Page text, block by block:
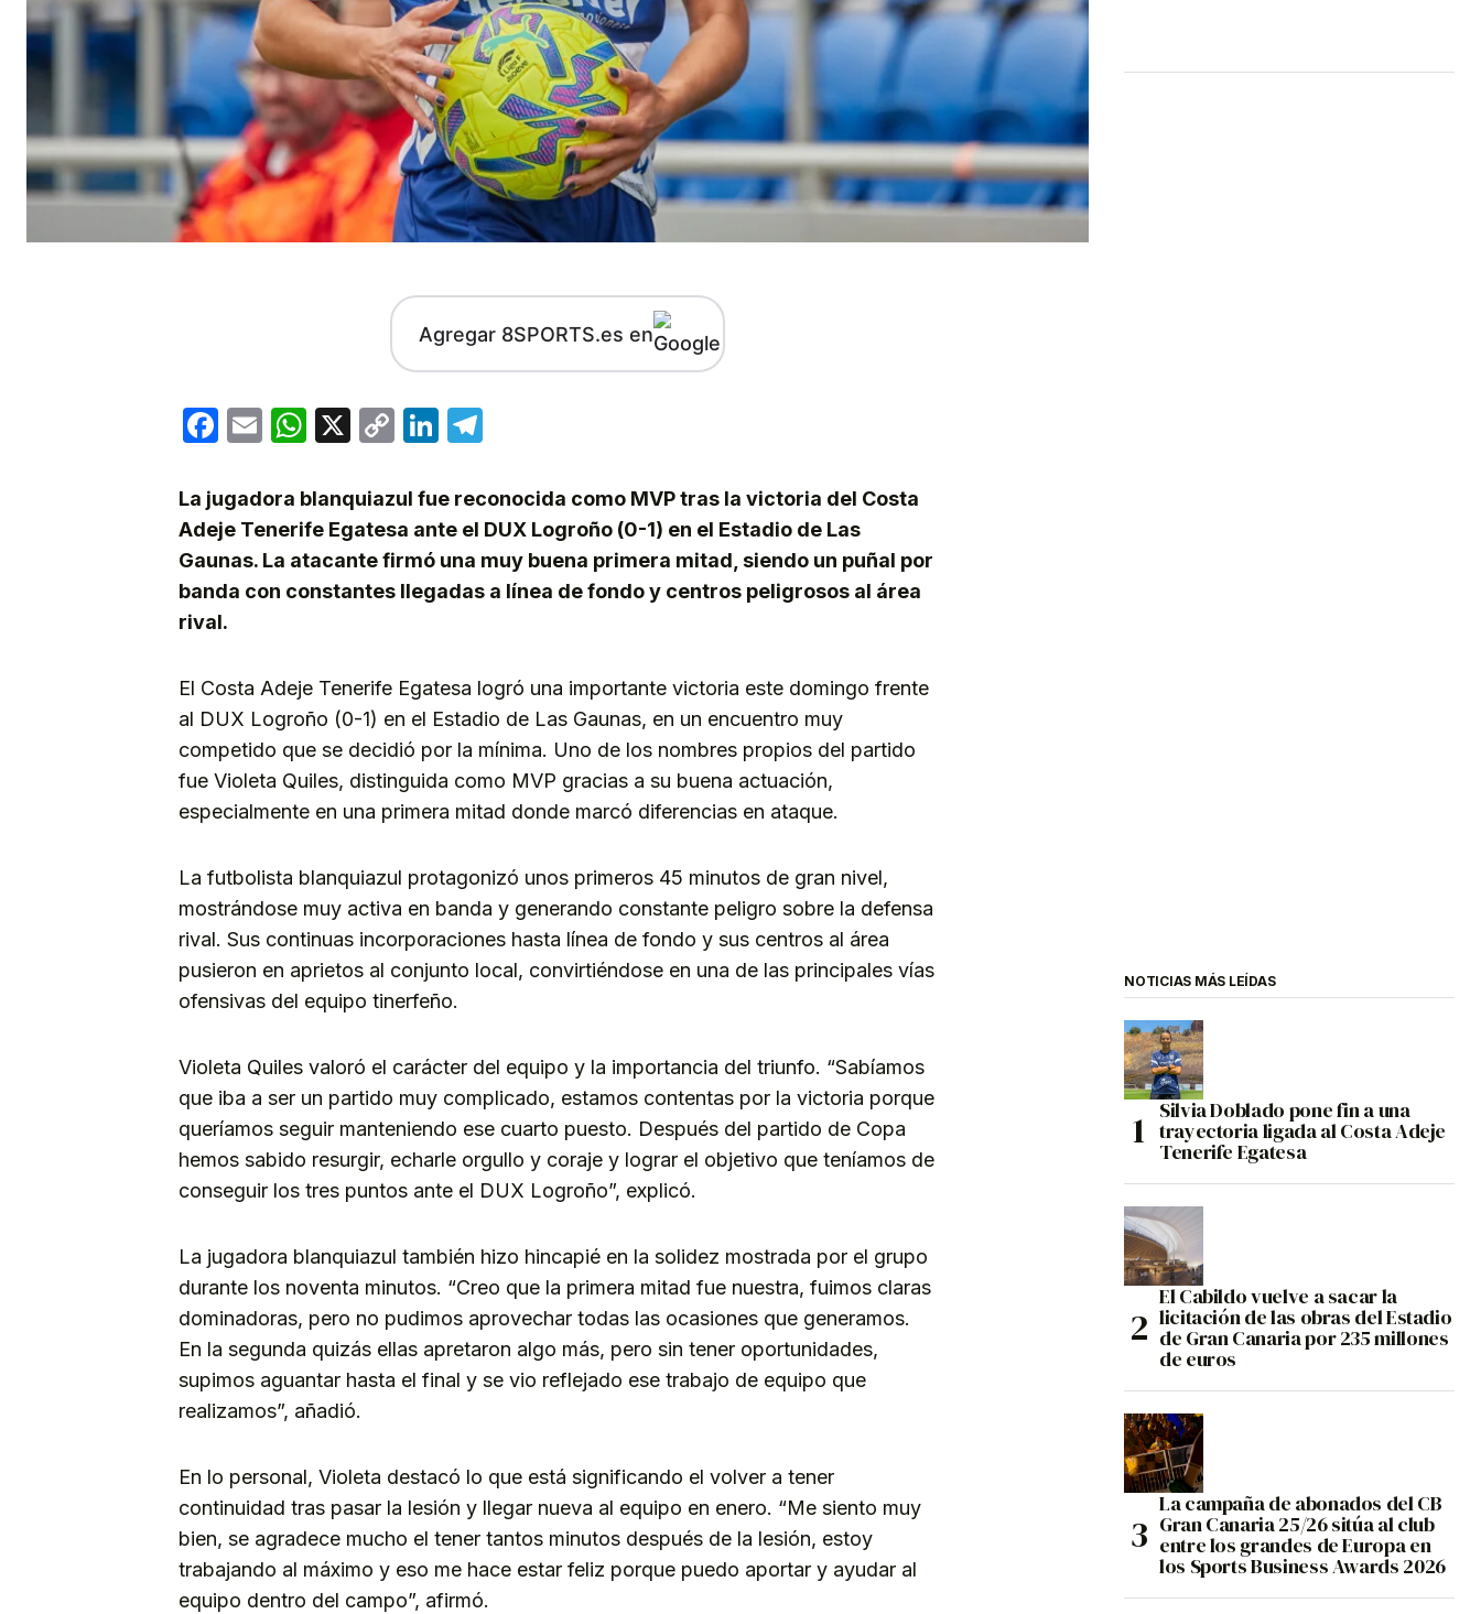
Agregar 8SPORTS.es en
Facebook
EmailWhatsApp
X
CopyLinkedIn
La jugadora blanquiazul fue reconocida como MVP tras la victoria del Costa
Adeje Tenerife Egatesa ante el DUX Logroño (0-1) en el Estadio de Las
Gaunas. La atacante firmó una muy buena primera mitad, siendo un puñal por
banda con constantes llegadas a línea de fondo y centros peligrosos al área
rival.
El Costa Adeje Tenerife Egatesa logró una importante victoria este domingo frente
al DUX Logroño (0-1) en el Estadio de Las Gaunas, en un encuentro muy
competido que se decidió por la mínima. Uno de los nombres propios del partido
fue Violeta Quiles, distinguida como MVP gracias a su buena actuación,
especialmente en una primera mitad donde marcó diferencias en ataque.
La futbolista blanquiazul protagonizó unos primeros 45 minutos de gran nivel,
mostrándose muy activa en banda y generando constante peligro sobre la defensa
rival. Sus continuas incorporaciones hasta línea de fondo y sus centros al área
pusieron en aprietos al conjunto local, convirtiéndose en una de las principales vías
ofensivas del equipo tinerfeño.
Violeta Quiles valoró el carácter del equipo y la importancia del triunfo. “Sabíamos
que iba a ser un partido muy complicado, estamos contentas por la victoria porque
queríamos seguir manteniendo ese cuarto puesto. Después del partido de Copa
hemos sabido resurgir, echarle orgullo y coraje y lograr el objetivo que teníamos de
conseguir los tres puntos ante el DUX Logroño”, explicó.
La jugadora blanquiazul también hizo hincapié en la solidez mostrada por el grupo
durante los noventa minutos. “Creo que la primera mitad fue nuestra, fuimos claras
dominadoras, pero no pudimos aprovechar todas las ocasiones que generamos.
En la segunda quizás ellas apretaron algo más, pero sin tener oportunidades,
supimos aguantar hasta el final y se vio reflejado ese trabajo de equipo que
realizamos”, añadió.
En lo personal, Violeta destacó lo que está significando el volver a tener
continuidad tras pasar la lesión y llegar nueva al equipo en enero. “Me siento muy
bien, se agradece mucho el tener tantos minutos después de la lesión, estoy
trabajando al máximo y eso me hace estar feliz porque puedo aportar y ayudar al
equipo dentro del campo”, afirmó.
NOTICIAS MÁS LEÍDAS
Silvia Doblado pone fin a una
trayectoria ligada al Costa Adeje
Tenerife Egatesa
El Cabildo vuelve a sacar la
licitación de las obras del Estadio
de Gran Canaria por 235 millones
de euros
La campaña de abonados del CB
Gran Canaria 25/26 sitúa al club
entre los grandes de Europa en
los Sports Business Awards 2026